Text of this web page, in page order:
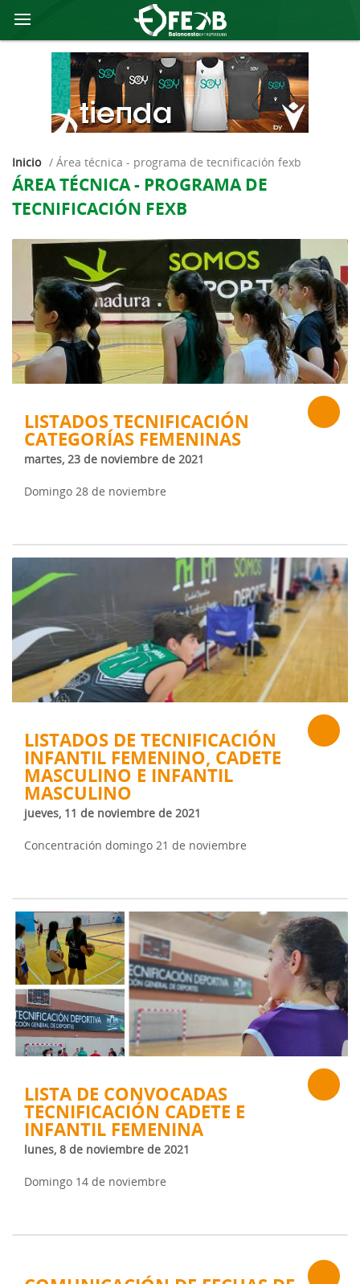
Inicio / área técnica - programa de tecnificación fexb
ÁREA TÉCNICA - PROGRAMA DE
TECNIFICACIÓN FEXB
LISTADOS TECNIFICACIÓN
CATEGORÍAS FEMENINAS
martes, 23 de noviembre de 2021
Domingo 28 de noviembre
LISTADOS DE TECNIFICACIÓN
INFANTIL FEMENINO, CADETE
MASCULINO E INFANTIL
MASCULINO
jueves, 11 de noviembre de 2021
Concentración domingo 21 de noviembre
LISTA DE CONVOCADAS
TECNIFICACIÓN CADETE E
INFANTIL FEMENINA
lunes, 8 de noviembre de 2021
Domingo 14 de noviembre